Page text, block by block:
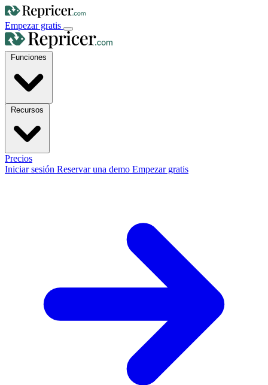
Empezar gratis
Precios
Iniciar sesión Reservar una demo Empezar gratis